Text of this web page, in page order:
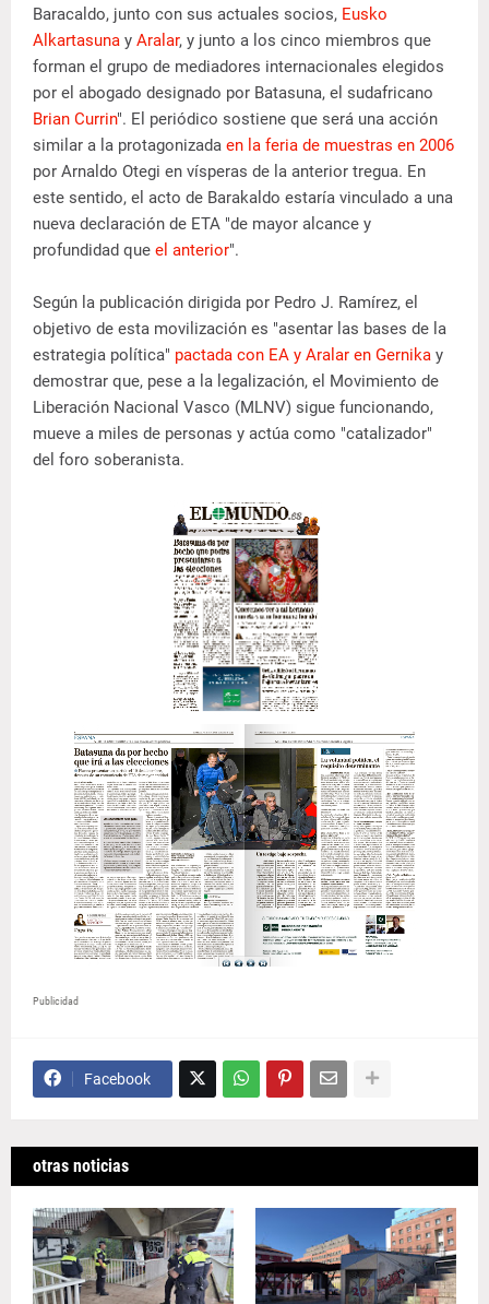
Baracaldo, junto con sus actuales socios, Eusko
Alkartasuna y Aralar, y junto a los cinco miembros que
forman el grupo de mediadores internacionales elegidos
por el abogado designado por Batasuna, el sudafricano
Brian Currin". El periódico sostiene que será una acción
similar a la protagonizada en la feria de muestras en 2006
por Arnaldo Otegi en vísperas de la anterior tregua. En
este sentido, el acto de Barakaldo estaría vinculado a una
nueva declaración de ETA "de mayor alcance y
profundidad que el anterior".
Según la publicación dirigida por Pedro J. Ramírez, el
objetivo de esta movilización es "asentar las bases de la
estrategia política" pactada con EA y Aralar en Gernika y
demostrar que, pese a la legalización, el Movimiento de
Liberación Nacional Vasco (MLNV) sigue funcionando,
mueve a miles de personas y actúa como "catalizador"
del foro soberanista.
Publicidad
Facebook
otras noticias